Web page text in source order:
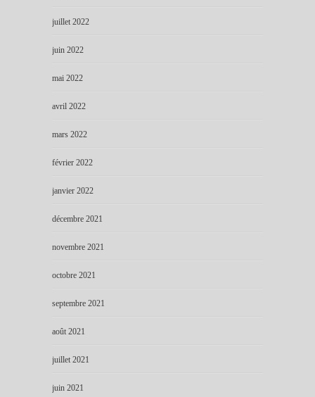
juillet 2022
juin 2022
mai 2022
avril 2022
mars 2022
février 2022
janvier 2022
décembre 2021
novembre 2021
octobre 2021
septembre 2021
août 2021
juillet 2021
juin 2021